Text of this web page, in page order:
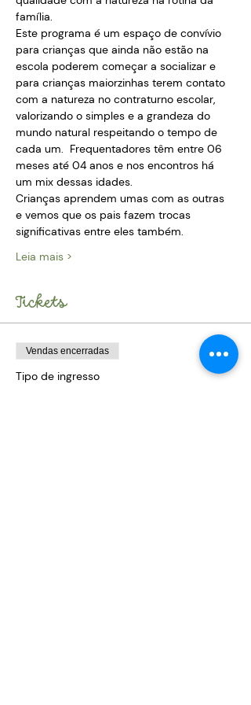
família.
Este programa é um espaço de convívio
para crianças que ainda não estão na
escola poderem começar a socializar e
para crianças maiorzinhas terem contato
com a natureza no contraturno escolar,
valorizando o simples e a grandeza do
mundo natural respeitando o tempo de
cada um.  Frequentadores têm entre 06
meses até 04 anos e nos encontros há
um mix dessas idades.
Crianças aprendem umas com as outras
e vemos que os pais fazem trocas
significativas entre eles também.
Leia mais >
Tickets
Vendas encerradas
Tipo de ingresso